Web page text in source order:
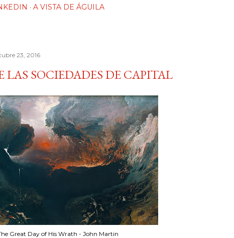
A VISTA DE ÁGUILA
23, 2016
LAS SOCIEDADES DE CAPITAL
Great Day of His Wrath - John Martin